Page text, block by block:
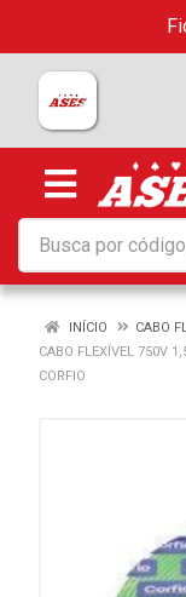
INÍCIO CABO
CABO FLEXÍVEL 750V
CORFIO